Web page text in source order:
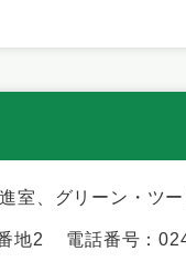
室、グリーン・ツ
地2 電話番号：